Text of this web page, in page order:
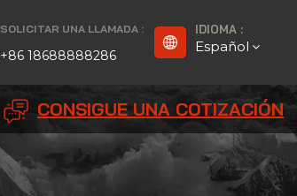
SOLICITAR UNA LLAMADA :
+86 18688888286
IDIOMA :
Español
CONSIGUE UNA COTIZACIÓN